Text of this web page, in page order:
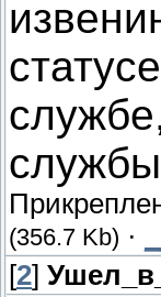
службы
(356.7 Kb) ·
[2]